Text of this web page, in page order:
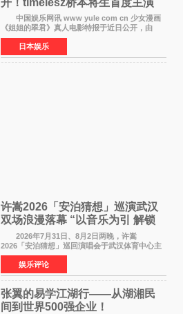
12月4日上映
中国娱乐网讯 www yule com cn 少女漫画
《姐姐的翠君》真人电影特报于近日公开，由
timelesz成员桥本将生担任主演，这也是他首次
担任电影主演，引发高度关注。 女高中生咲
苗翠（中岛瑠菜
日本娱乐
许嵩2026「安泊猜想」巡演武汉
双场浪漫落幕 “以音乐为引 解锁
江城记忆”
2026年7月31日、8月2日两晚，许嵩
2026「安泊猜想」巡回演唱会于武汉体育中心主
体育场盛大开唱。许嵩与数万歌迷在此相聚，从
浪漫惬意的舞台设计到充满诚意与惊喜的现场互
动，共同开启了一场关于
娱乐评论
张翼的易学江湖行——从湖湘民
间到世界500强企业！